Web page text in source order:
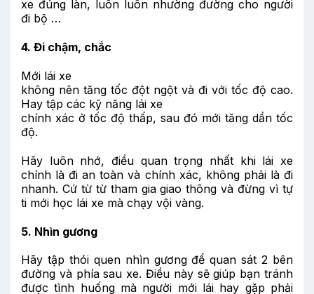
xe đúng làn, luôn luôn nhường đường cho người
đi bộ …
4. Đi chậm, chắc
Mới lái xe
không nên tăng tốc đột ngột và đi với tốc độ cao.
Hay tập các kỹ năng lái xe
chính xác ở tốc độ thấp, sau đó mới tăng dần tốc
độ.
Hãy luôn nhớ, điều quan trọng nhất khi lái xe
chính là đi an toàn và chính xác, không phải là đi
nhanh. Cứ từ từ tham gia giao thông và đừng vì tự
ti mới học lái xe mà chạy vội vàng.
5. Nhìn gương
Hãy tập thói quen nhìn gương để quan sát 2 bên
đường và phía sau xe. Điều này sẽ giúp bạn tránh
được tình huống mà người mới lái hay gặp phải